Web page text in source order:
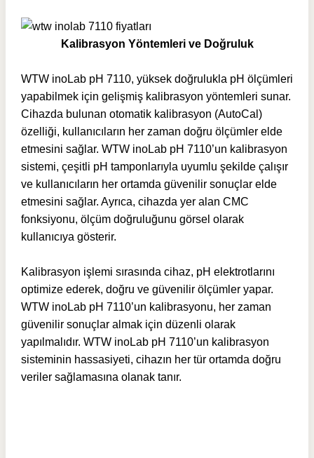
Kalibrasyon Yöntemleri ve Doğruluk
WTW inoLab pH 7110, yüksek doğrulukla pH ölçümleri
yapabilmek için gelişmiş kalibrasyon yöntemleri sunar.
Cihazda bulunan otomatik kalibrasyon (AutoCal)
özelliği, kullanıcıların her zaman doğru ölçümler elde
etmesini sağlar. WTW inoLab pH 7110’un kalibrasyon
sistemi, çeşitli pH tamponlarıyla uyumlu şekilde çalışır
ve kullanıcıların her ortamda güvenilir sonuçlar elde
etmesini sağlar. Ayrıca, cihazda yer alan CMC
fonksiyonu, ölçüm doğruluğunu görsel olarak
kullanıcıya gösterir.
Kalibrasyon işlemi sırasında cihaz, pH elektrotlarını
optimize ederek, doğru ve güvenilir ölçümler yapar.
WTW inoLab pH 7110’un kalibrasyonu, her zaman
güvenilir sonuçlar almak için düzenli olarak
yapılmalıdır. WTW inoLab pH 7110’un kalibrasyon
sisteminin hassasiyeti, cihazın her tür ortamda doğru
veriler sağlamasına olanak tanır.